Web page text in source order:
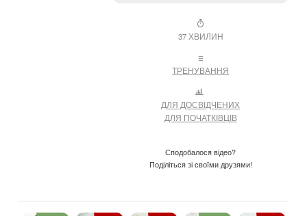
37 ХВИЛИН
ТРЕНУВАННЯ
ДЛЯ ДОСВІДЧЕНИХ
ДЛЯ ПОЧАТКІВЦІВ
Сподобалося відео?
Поділіться зі своїми друзями!